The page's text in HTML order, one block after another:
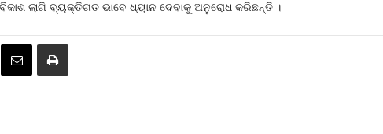
ଲାଗି ବ୍ୟକ୍ତିଗତ ଭାବେ ଧ୍ୟାନ ଦେବାକୁ ଅନୁରୋଧ କରିଛନ୍ତି ।